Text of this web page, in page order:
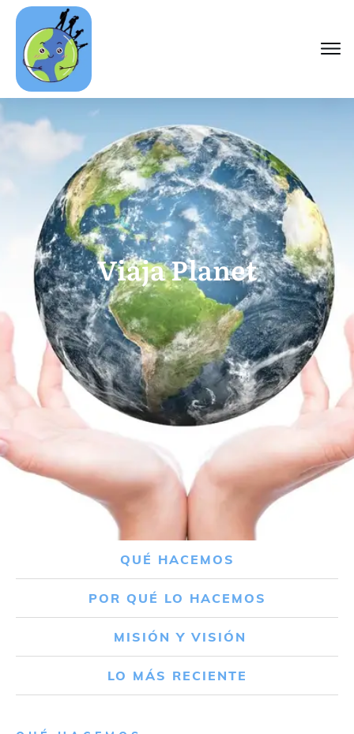
Viaja Planet
QUÉ HACEMOS
POR QUÉ LO HACEMOS
MISIÓN Y VISIÓN
LO MÁS RECIENTE